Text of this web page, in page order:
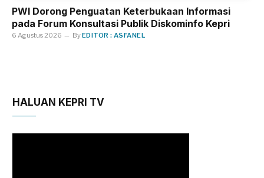
PWI Dorong Penguatan Keterbukaan Informasi
pada Forum Konsultasi Publik Diskominfo Kepri
6 Agustus 2026 ByEDITOR : ASFANEL
HALUAN KEPRI TV